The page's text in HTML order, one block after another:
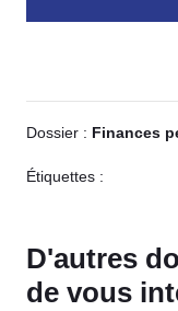
Dossier : Finances
Étiquettes :
D'autres
de vous